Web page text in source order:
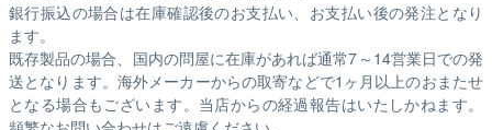
銀行振込の場合は在庫確認後のお支払い、お支払い後の発注となり
ます。
既存製品の場合、国内の問屋に在庫があれば通常7～14営業日での発
送となります。海外メーカーからの取寄などで1ヶ月以上のおまたせ
となる場合もございます。 当店からの経過報告はいたしかねます。